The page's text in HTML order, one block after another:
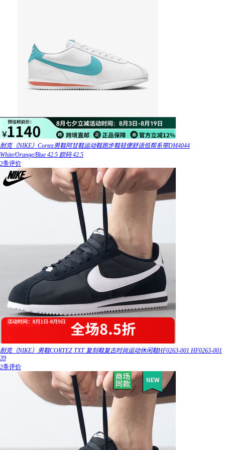
耐克（NIKE）Cortez男鞋阿甘鞋运动鞋跑步鞋轻便舒适低帮系带DM4044
White/Orange/Blue 42.5 欧码 42.5
2条评价
耐克（NIKE）男鞋CORTEZ TXT 复刻鞋复古时尚运动休闲鞋HF0263-001 HF0263-001
39
2条评价